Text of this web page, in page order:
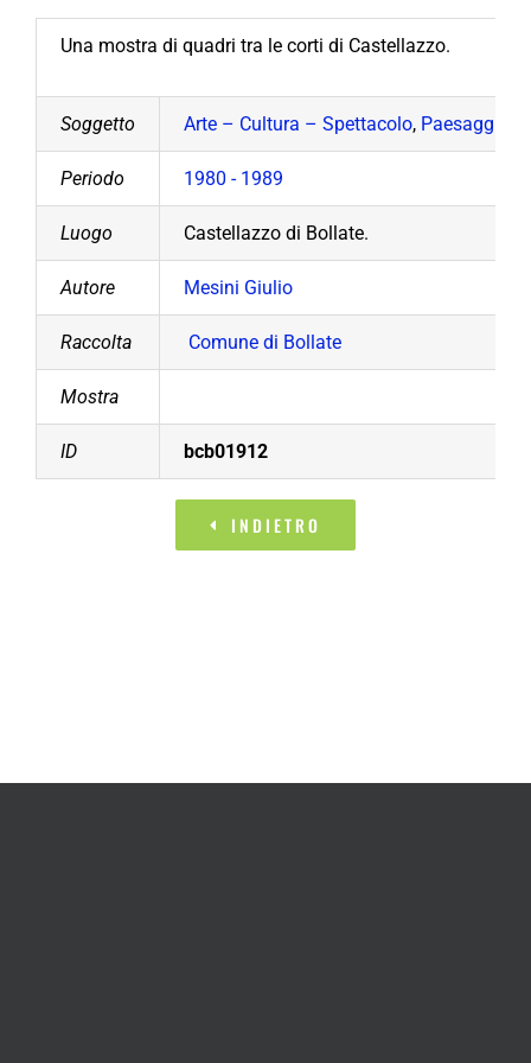
Una mostra di quadri tra le corti di Castellazzo.
Soggetto Arte – Cultura – Spettacolo, Paesaggio
Periodo 1980 - 1989
Luogo Castellazzo di Bollate.
Autore Mesini Giulio
Raccolta Comune di Bollate
Mostra
ID bcb01912
INDIETRO